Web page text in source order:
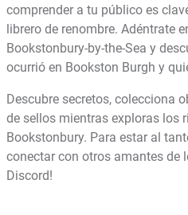
comprender a tu público es
librero de renombre. Adéntrate
Bookstonbury-by-the-Sea y
ocurrió en Bookston Burgh y
Descubre secretos, colecciona
de sellos mientras exploras los
Bookstonbury. Para estar al
conectar con otros amantes de
Discord!